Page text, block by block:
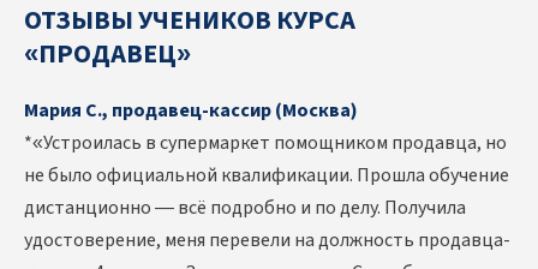
ОТЗЫВЫ УЧЕНИКОВ КУРСА
«ПРОДАВЕЦ»
Мария С., продавец-кассир (Москва)
*«Устроилась в супермаркет помощником продавца, но
не было официальной квалификации. Прошла обучение
дистанционно — всё подробно и по делу. Получила
удостоверение, меня перевели на должность продавца-